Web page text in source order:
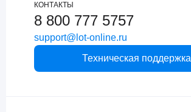
КОНТАКТЫ
8 800 777 5757
support@lot-online.ru
Техническая поддержка